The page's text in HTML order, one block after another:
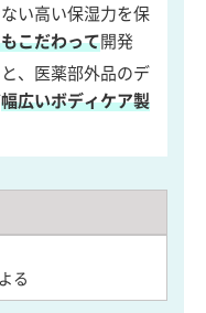
い高い保湿力を保
こだわって開発
、医薬部外品のデ
幅広いボディケア製
る